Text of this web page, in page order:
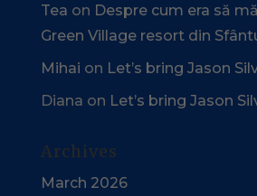
Tea on Despre cum era să
Green Village resort din
Mihai on Let’s bring Jason
Diana on Let’s bring Jason
Archives
March 2026